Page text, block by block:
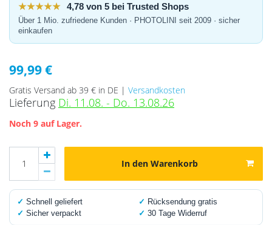
★★★★★ 4,78 von 5 bei Trusted Shops
Über 1 Mio. zufriedene Kunden · PHOTOLINI seit 2009 · sicher
einkaufen
99,99 €
Gratis Versand ab 39 € in DE | Versandkosten
Lieferung Di. 11.08. - Do. 13.08.26
Noch 9 auf Lager.
In den Warenkorb
✓ Schnell geliefert ✓ Rücksendung gratis
✓ Sicher verpackt ✓ 30 Tage Widerruf